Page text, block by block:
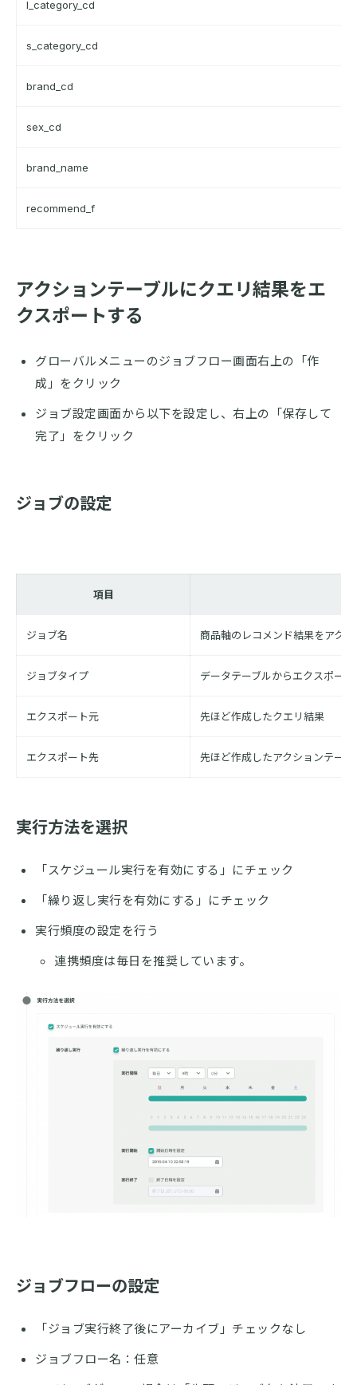
l_category_cd
s_category_cd
brand_cd
sex_cd
brand_name
recommend_f
アクションテーブルにクエリ結果をエ
クスポートする
グローバルメニューのジョブフロー画面右上の「作
成」をクリック
ジョブ設定画面から以下を設定し、右上の「保存して
完了」をクリック
ジョブの設定
項目
ジョブ名 商品軸のレコメンド結果をアク
ジョブタイプ データテーブルからエクスポート
エクスポート元 先ほど作成したクエリ結果
エクスポート先 先ほど作成したアクションテーブ
実行方法を選択
「スケジュール実行を有効にする」にチェック
「繰り返し実行を有効にする」にチェック
実行頻度の設定を行う
連携頻度は毎日を推奨しています。
ジョブフローの設定
「ジョブ実行終了後にアーカイブ」チェックなし
ジョブフロー名：任意